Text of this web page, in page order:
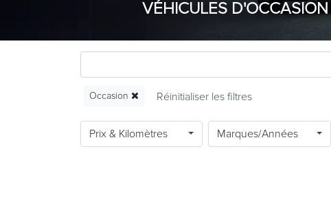
VÉHICULES
Occasion
Prix & Kilomètres Marques/Années